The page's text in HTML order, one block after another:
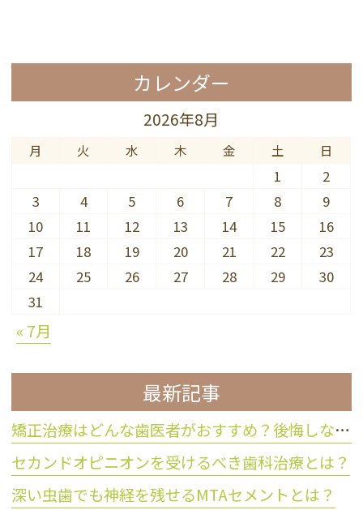
カレンダー
2026年8月
月 火 水 木 金 土 日
1
2
3
4 5 6 7 8
9
10
11 12 13 14 15
16
17
18 19 20 21 22
23
24
25 26 27 28 29
30
31
« 7月
最新記事
矯正治療はどんな歯医者がおすすめ？後悔しない歯科医院の選び方
セカンドオピニオンを受けるべき歯科治療とは？
深い虫歯でも神経を残せるMTAセメントとは？